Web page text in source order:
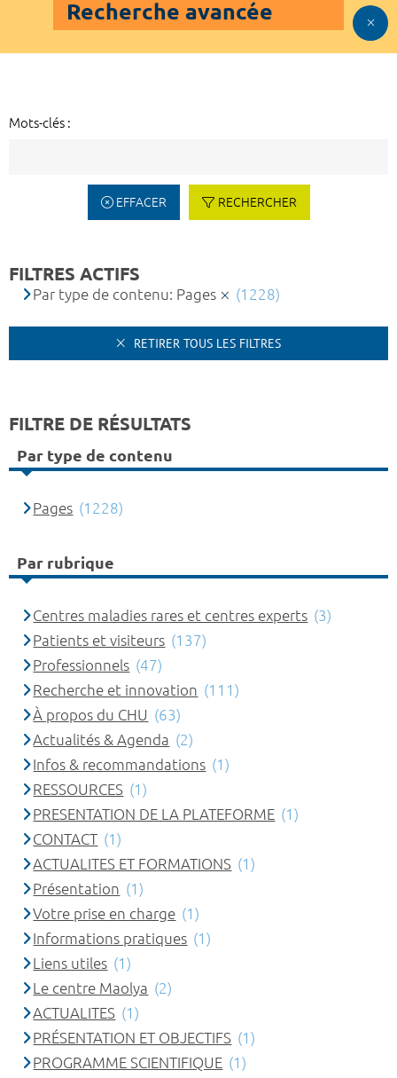
Recherche avancée
Mots-clés :
EFFACER RECHERCHER
FILTRES ACTIFS
Par type de contenu: Pages (1228)
RETIRER TOUS LES FILTRES
FILTRE DE RÉSULTATS
Par type de contenu
Pages (1228)
Par rubrique
Centres maladies rares et centres experts (3)
Patients et visiteurs (137)
Professionnels (47)
Recherche et innovation (111)
À propos du CHU (63)
Actualités & Agenda (2)
Infos & recommandations (1)
RESSOURCES (1)
PRESENTATION DE LA PLATEFORME (1)
CONTACT (1)
ACTUALITES ET FORMATIONS (1)
Présentation (1)
Votre prise en charge (1)
Informations pratiques (1)
Liens utiles (1)
Le centre Maolya (2)
ACTUALITES (1)
PRÉSENTATION ET OBJECTIFS (1)
PROGRAMME SCIENTIFIQUE (1)